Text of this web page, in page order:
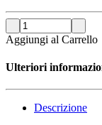
Aggiungi al Carrello
Ulteriori
Descrizione